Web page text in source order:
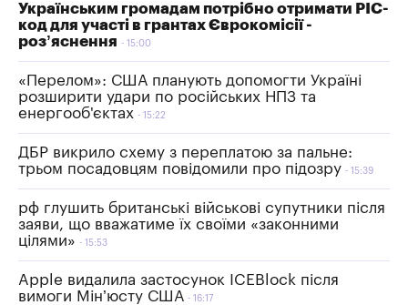
Українським громадам потрібно отримати РІС-
код для участі в грантах Єврокомісії -
роз’яснення
15:00
«Перелом»: США планують допомогти Україні
розширити удари по російських НПЗ та
енергооб'єктах
15:22
ДБР викрило схему з переплатою за пальне:
трьом посадовцям повідомили про підозру
15:39
рф глушить британські військові супутники після
заяви, що вважатиме їх своїми «законними
цілями»
15:53
Apple видалила застосунок ICEBlock після
вимоги Мін’юсту США
16:17